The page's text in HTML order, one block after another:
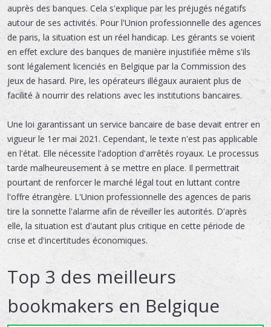
auprès des banques. Cela s'explique par les préjugés négatifs
autour de ses activités. Pour l'Union professionnelle des agences
de paris, la situation est un réel handicap. Les gérants se voient
en effet exclure des banques de manière injustifiée même s'ils
sont légalement licenciés en Belgique par la Commission des
jeux de hasard. Pire, les opérateurs illégaux auraient plus de
facilité à nourrir des relations avec les institutions bancaires.
Une loi garantissant un service bancaire de base devait entrer en
vigueur le 1er mai 2021. Cependant, le texte n'est pas applicable
en l'état. Elle nécessite l'adoption d'arrêtés royaux. Le processus
tarde malheureusement à se mettre en place. Il permettrait
pourtant de renforcer le marché légal tout en luttant contre
l'offre étrangère. L'Union professionnelle des agences de paris
tire la sonnette l'alarme afin de réveiller les autorités. D'après
elle, la situation est d'autant plus critique en cette période de
crise et d'incertitudes économiques.
Top 3 des meilleurs
bookmakers en Belgique